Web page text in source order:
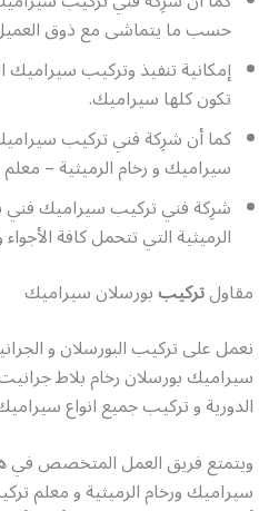
حسب ما يتماشى مع ذوق
إمكانية تنفيذ وتركيب سيراميك
تكون كلها سيراميك.
كما أن شرِكة فني تركيب
سيراميك و رخام الرميثية –
شرِكة فني تركيب سيراميك فني
الرميثية التي تتحمل كافة
مقاولتركيببورسلان سيراميك
نعمل على تركيب البورسلان و
سيراميك بورسلان رخام بلاط
الدورية و تركيب جميع انواع
ويتمتع فريق العمل المتخصص في
سيراميك ورخام الرميثية و معلم